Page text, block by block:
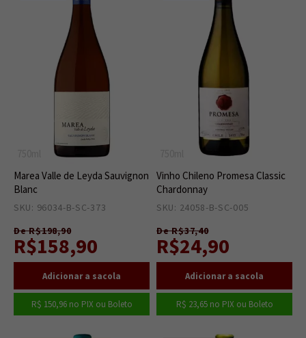
Marea Valle de Leyda Sauvignon
Blanc
SKU: 96034-B-SC-373
De R$198,90
R$158,90
R$ 150,96no PIX ou Boleto
Vinho Chileno Promesa Classic
Chardonnay
SKU: 24058-B-SC-005
De R$37,40
R$24,90
R$ 23,65no PIX ou Boleto